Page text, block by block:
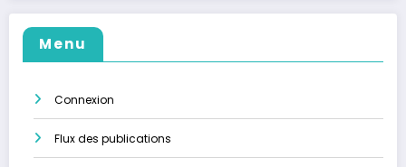
Menu
Connexion
Flux des publications